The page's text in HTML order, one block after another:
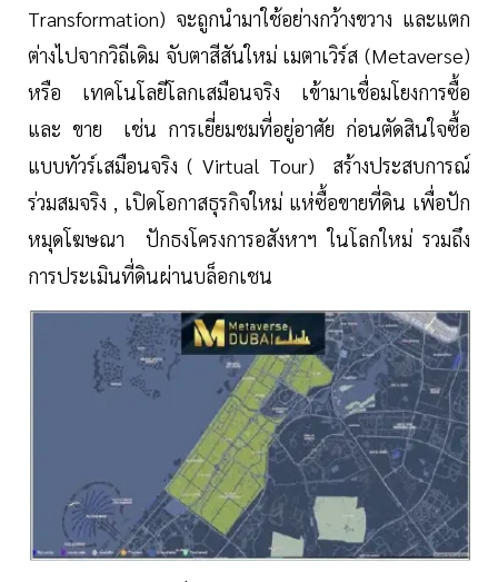
Transformation) จะถูกนำมาใช้อย่างกว้างขวาง และแตก
ต่างไปจากวิถีเดิม จับตาสีสันใหม่ เมตาเวิร์ส (Metaverse)
หรือ เทคโนโลยีโลกเสมือนจริง เข้ามาเชื่อมโยงการซื้อ
และ ขาย เช่น การเยี่ยมชมที่อยู่อาศัย ก่อนตัดสินใจซื้อ
แบบทัวร์เสมือนจริง ( Virtual Tour) สร้างประสบการณ์
ร่วมสมจริง , เปิดโอกาสธุรกิจใหม่ แห่ซื้อขายที่ดิน เพื่อปัก
หมุดโฆษณา ปักธงโครงการอสังหาฯ ในโลกใหม่ รวมถึง
การประเมินที่ดินผ่านบล็อกเชน